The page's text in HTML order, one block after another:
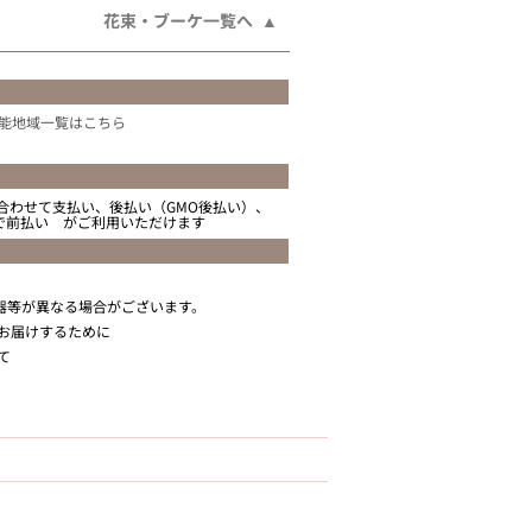
花束・ブーケ一覧へ
地域一覧はこちら
せて支払い、後払い（GMO後払い）、
前払い がご利用いただけます
が異なる場合がございます。
届けするために